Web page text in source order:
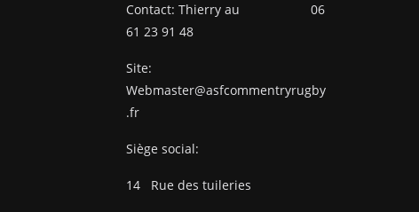
Contact: Thierry au 06
61 23 91 48
Site:
Webmaster@asfcommentryrugby
.fr
Siège social:
14 Rue des tuileries